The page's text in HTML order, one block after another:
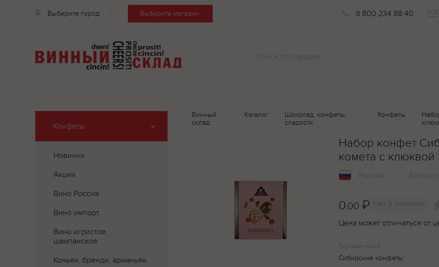
Выберите город Выберите магазин 8 800 234 88 40
Конфеты
Новинки
Акции
Вино Россия
Вино импорт
Вино игристое,
шампанское
Коньяк, бренди, арманьяк
Винный
склад
Каталог
Шоколад, конфеты,
сладости
Конфеты
Набор конфет
комета с клюквой
Россия Артикул:
0.00 ₽ Нет в наличии
Цена может отличаться от
Торговая марка
Сибирские конфеты